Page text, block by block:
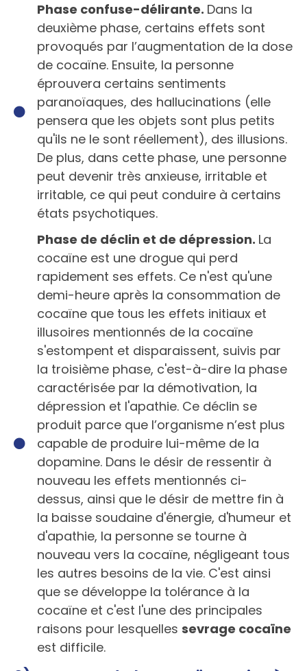
Phase confuse-délirante. Dans la
deuxième phase, certains effets sont
provoqués par l’augmentation de la dose
de cocaïne. Ensuite, la personne
éprouvera certains sentiments
paranoïaques, des hallucinations (elle
pensera que les objets sont plus petits
qu'ils ne le sont réellement), des illusions.
De plus, dans cette phase, une personne
peut devenir très anxieuse, irritable et
irritable, ce qui peut conduire à certains
états psychotiques.
Phase de déclin et de dépression. La
cocaïne est une drogue qui perd
rapidement ses effets. Ce n'est qu'une
demi-heure après la consommation de
cocaïne que tous les effets initiaux et
illusoires mentionnés de la cocaïne
s'estompent et disparaissent, suivis par
la troisième phase, c'est-à-dire la phase
caractérisée par la démotivation, la
dépression et l'apathie. Ce déclin se
produit parce que l’organisme n’est plus
capable de produire lui-même de la
dopamine. Dans le désir de ressentir à
nouveau les effets mentionnés ci-
dessus, ainsi que le désir de mettre fin à
la baisse soudaine d'énergie, d'humeur et
d'apathie, la personne se tourne à
nouveau vers la cocaïne, négligeant tous
les autres besoins de la vie. C'est ainsi
que se développe la tolérance à la
cocaïne et c'est l'une des principales
raisons pour lesquellessevrage cocaïne
est difficile.